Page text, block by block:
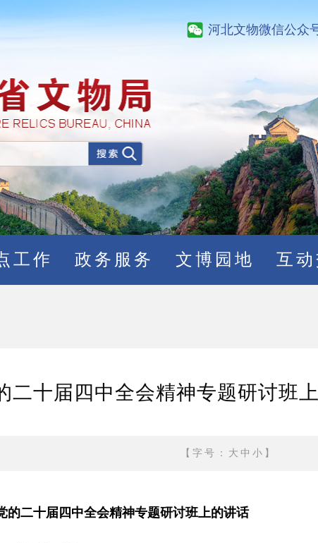
河北文物微信公众
工作 政务服务 文博园地 互
二十届四中全会精神专题研讨班
【字号： 大 中 小 】
的二十届四中全会精神专题研讨班上的讲话